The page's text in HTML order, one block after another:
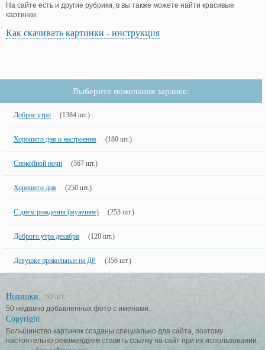
На сайте есть и другие рубрики, в вы также можете найти красивые
картинки.
Как скачивать картинки - инструкция
Выберите пожелания заранее:
Доброе утро (1384 шт.)
Хорошего дня и настроения (180 шт.)
Спокойной ночи (567 шт.)
Хорошего дня (250 шт.)
С днем рождения (мужчине) (253 шт.)
Доброго утра декабря (120 шт.)
Девушке прикольные на ДР (356 шт.)
Новинки
50 шт.
50 недавно добавленных фото с именами.
Copyright
Большинство картинок созданы специально для сайта, поэтому
настоятельно рекомендуем ставить ссылку на сайт при их использовании.